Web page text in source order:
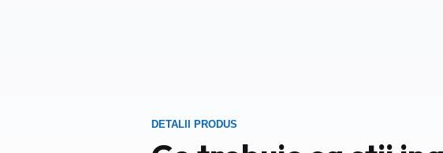
DETALII PRODUS